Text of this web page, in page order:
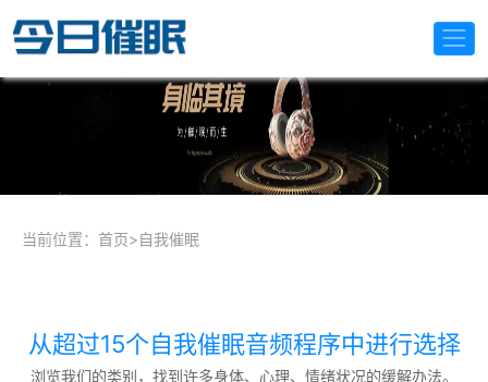
当前位置： 首页>自我催眠
从超过15个自我催眠音频程序中进行选择
浏览我们的类别，找到许多身体、心理、情绪状况的缓解办法。